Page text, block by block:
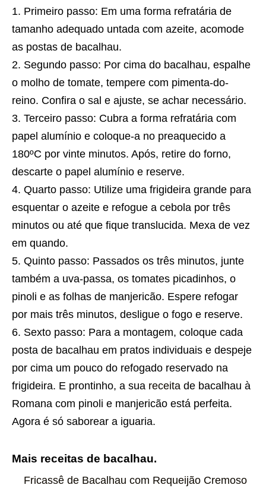
Primeiro passo: Em uma forma refratária de
tamanho adequado untada com azeite, acomode
as postas de bacalhau.
Segundo passo: Por cima do bacalhau, espalhe
o molho de tomate, tempere com pimenta-do-
reino. Confira o sal e ajuste, se achar necessário.
Terceiro passo: Cubra a forma refratária com
papel alumínio e coloque-a no preaquecido a
180ºC por vinte minutos. Após, retire do forno,
descarte o papel alumínio e reserve.
Quarto passo: Utilize uma frigideira grande para
esquentar o azeite e refogue a cebola por três
minutos ou até que fique translucida. Mexa de vez
em quando.
Quinto passo: Passados os três minutos, junte
também a uva-passa, os tomates picadinhos, o
pinoli e as folhas de manjericão. Espere refogar
por mais três minutos, desligue o fogo e reserve.
Sexto passo: Para a montagem, coloque cada
posta de bacalhau em pratos individuais e despeje
por cima um pouco do refogado reservado na
frigideira. E prontinho, a sua receita de bacalhau à
Romana com pinoli e manjericão está perfeita.
Agora é só saborear a iguaria.
Mais receitas de bacalhau.
Fricassê de Bacalhau com Requeijão Cremoso